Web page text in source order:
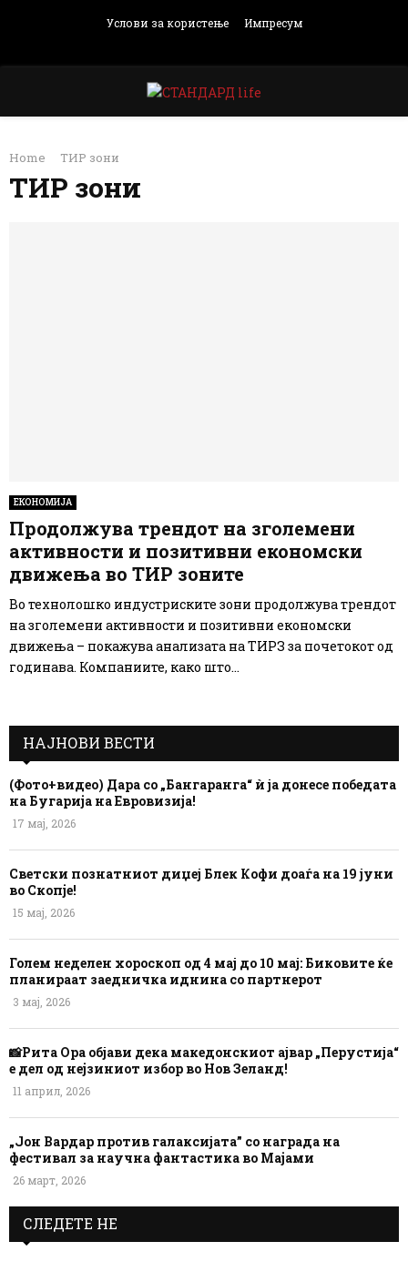
Услови за користење Импресум
PRIMARY
MENU
Home ТИР зони
ТИР зони
ЕКОНОМИЈА
Продолжува трендот на зголемени
активности и позитивни економски
движења во ТИР зоните
Во технолошко индустриските зони продолжува трендот
на зголемени активности и позитивни економски
движења – покажува анализата на ТИРЗ за почетокот од
годинава. Компаниите, како што...
НАЈНОВИ ВЕСТИ
(Фото+видео) Дара со „Бангаранга“ ѝ ја донесе победата
на Бугарија на Евровизија!
17 мај, 2026
Светски познатниот диџеј Блек Кофи доаѓа на 19 јуни
во Скопје!
15 мај, 2026
Голем неделен хороскоп од 4 мај до 10 мај: Биковите ќе
планираат заедничка иднина со партнерот
3 мај, 2026
📸Рита Ора објави дека македонскиот ајвар „Перустија“
е дел од нејзиниот избор во Нов Зеланд!
11 април, 2026
„Јон Вардар против галаксијата” со награда на
фестивал за научна фантастика во Мајами
26 март, 2026
СЛЕДЕТЕ НЕ